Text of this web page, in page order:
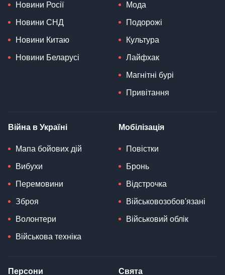
Новини Росії
Новини СНД
Новини Китаю
Новини Беларусі
Мода
Подорожі
Культура
Лайфхак
Магнітні бурі
Привітання
Війна в Україні
Мапа бойових дій
Вибухи
Перемовини
Зброя
Волонтери
Військова техніка
Мобілізація
Повістки
Бронь
Відстрочка
Військовозобов'язані
Військовий облік
Персони Свята